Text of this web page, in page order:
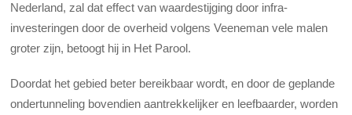
Nederland, zal dat effect van waardestijging door infra-
investeringen door de overheid volgens Veeneman vele malen
groter zijn, betoogt hij in Het Parool.
Doordat het gebied beter bereikbaar wordt, en door de geplande
ondertunneling bovendien aantrekkelijker en leefbaarder, worden